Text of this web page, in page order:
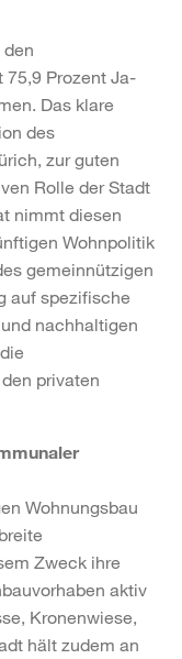
Prozent Ja-
Das klare
des
zur guten
Rolle der Stadt
nimmt diesen
Wohnpolitik
gemeinnützigen
auf spezifische
nachhaltigen
privaten
Wohnungsbau
Zweck ihre
aktiv
Kronenwiese,
hält zudem an